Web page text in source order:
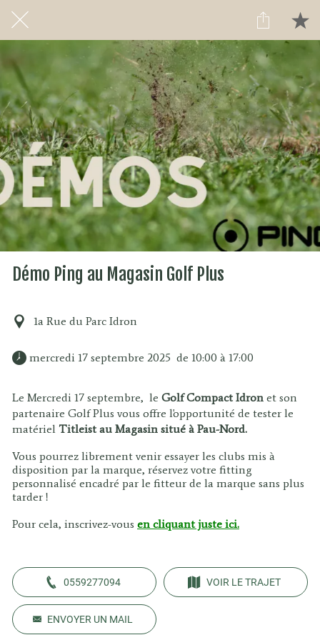
Démo Ping au Magasin Golf Plus
1a Rue du Parc Idron
mercredi 17 septembre 2025  de 10:00 à 17:00
Le Mercredi 17 septembre, le Golf Compact Idron et son
partenaire Golf Plus vous offre l'opportunité de tester le
matériel Titleist au Magasin situé à Pau-Nord.
Vous pourrez librement venir essayer les clubs mis à
disposition par la marque, réservez votre fitting
personnalisé encadré par le fitteur de la marque sans plus
tarder !
Pour cela, inscrivez-vous en cliquant juste ici.
0559277094 VOIR LE TRAJET
ENVOYER UN MAIL